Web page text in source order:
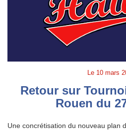
Le 10 mars
Retour sur
Rouen du
Une concrétisation du nouveau plan